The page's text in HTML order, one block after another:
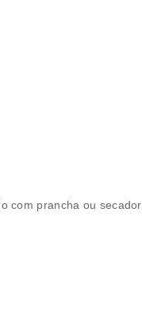
com prancha ou secador.